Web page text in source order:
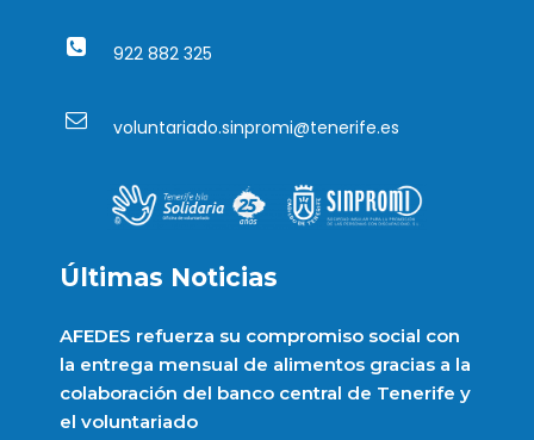
922 882 325
voluntariado.sinpromi@tenerife.es
Últimas Noticias
AFEDES refuerza su compromiso social con
la entrega mensual de alimentos gracias a la
colaboración del banco central de Tenerife y
el voluntariado